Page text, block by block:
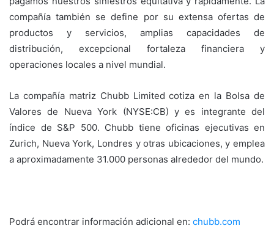
compañía también se define por su extensa ofertas de
productos y servicios, amplias capacidades de
distribución, excepcional fortaleza financiera y
operaciones locales a nivel mundial.
La compañía matriz Chubb Limited cotiza en la Bolsa de
Valores de Nueva York (NYSE:CB) y es integrante del
índice de S&P 500. Chubb tiene oficinas ejecutivas en
Zurich, Nueva York, Londres y otras ubicaciones, y emplea
a aproximadamente 31.000 personas alrededor del mundo.
Podrá encontrar información adicional en: chubb.com